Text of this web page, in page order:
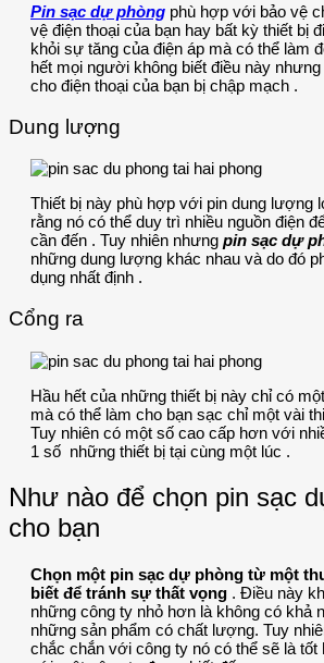
Pin sạc dự phòng phù hợp với bảo vệ
vệ điện thoại của bạn hay bất kỳ thiết bị
khỏi sự tăng của điện áp mà có thể làm
hết mọi người không biết điều này
cho điện thoại của bạn bị chập mạch .
Dung lượng
Thiết bị này phù hợp với pin dung lượng
rằng nó có thể duy trì nhiều nguồn điện
cần đến . Tuy nhiên nhưng pin sạc dự
những dung lượng khác nhau và do đó
dụng nhất định .
Cổng ra
Hầu hết của những thiết bị này chỉ có
mà có thể làm cho bạn sạc chỉ một vài
Tuy nhiên có một số cao cấp hơn với
1 số những thiết bị tại cùng một lúc .
Như nào để chọn pin sạc
cho bạn
Chọn một pin sạc dự phòng từ một
biết để tránh sự thất vọng . Điều này
những công ty nhỏ hơn là không có khả
những sản phẩm có chất lượng. Tuy
chắc chắn với công ty nó có thể sẽ là